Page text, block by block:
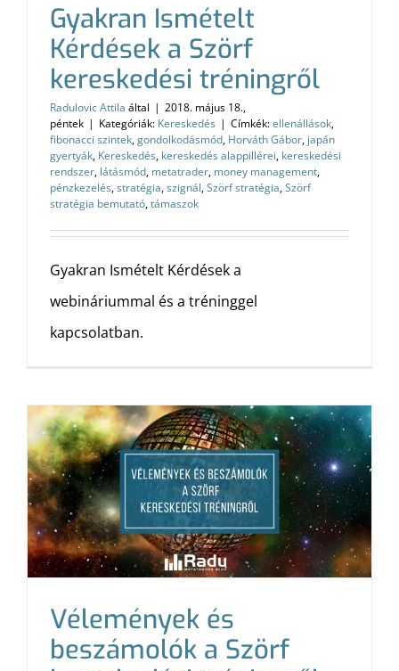
Gyakran Ismételt
Kérdések a Szörf
kereskedési tréningről
Radulovic Attila által | 2018. május 18.,
péntek | Kategóriák: Kereskedés | Címkék:ellenállások,
fibonacci szintek,gondolkodásmód, Horváth Gábor, japán
gyertyák, Kereskedés, kereskedés alappillérei, kereskedési
rendszer, látásmód, metatrader, money management,
pénzkezelés,stratégia,szignál,Szörf stratégia,Szörf
stratégia bemutató,támaszok
Gyakran Ismételt Kérdések a
webináriummal és a tréninggel
kapcsolatban.
Vélemények és
beszámolók a Szörf